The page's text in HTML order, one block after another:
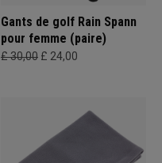
Gants de golf Rain Spann
pour femme (paire)
£ 30,00 £ 24,00